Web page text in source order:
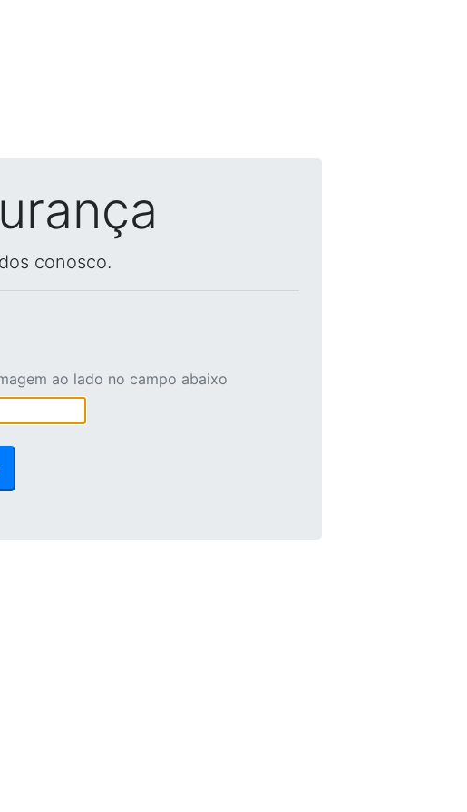
conosco.
ao lado no campo abaixo